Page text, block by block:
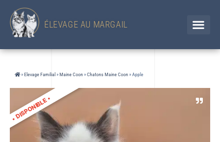
ÉLEVAGE AU MARGAIL
» Elevage Familial » Maine Coon»Chatons Maine Coon»Apple
•DISPONIBLE•